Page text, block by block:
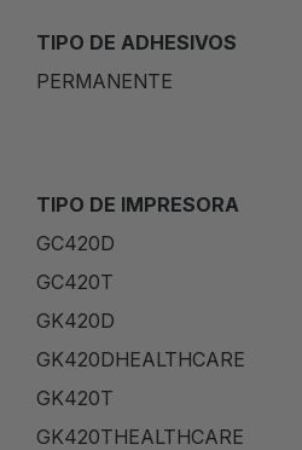
TIPO DE ADHESIVOS
PERMANENTE
TIPO DE IMPRESORA
GC420D
GC420T
GK420D
GK420DHEALTHCARE
GK420T
GK420THEALTHCARE